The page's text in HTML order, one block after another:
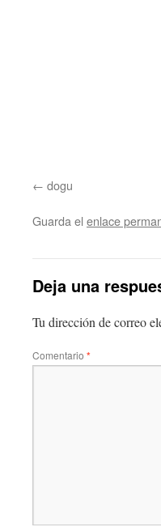
dogu
Guarda el enlace
Deja una
Tu dirección de correo
Comentario *